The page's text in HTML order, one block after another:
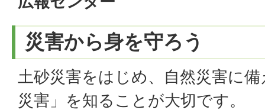
災害から身を守ろう
土砂災害をはじめ、自然災害に
災害」を知ることが大切です。